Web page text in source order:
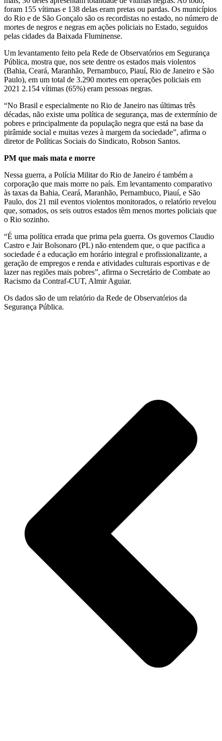
foram 155 vítimas e 138 delas eram pretas ou pardas. Os municípios
do Rio e de São Gonçalo são os recordistas no estado, no número de
mortes de negros e negras em ações policiais no Estado, seguidos
pelas cidades da Baixada Fluminense.
Um levantamento feito pela Rede de Observatórios em Segurança
Pública, mostra que, nos sete dentre os estados mais violentos
(Bahia, Ceará, Maranhão, Pernambuco, Piauí, Rio de Janeiro e São
Paulo), em um total de 3.290 mortes em operações policiais em
2021 2.154 vítimas (65%) eram pessoas negras.
“No Brasil e especialmente no Rio de Janeiro nas últimas três
décadas, não existe uma política de segurança, mas de extermínio de
pobres e principalmente da população negra que está na base da
pirâmide social e muitas vezes à margem da sociedade”, afirma o
diretor de Políticas Sociais do Sindicato, Robson Santos.
PM que mais mata e morre
Nessa guerra, a Polícia Militar do Rio de Janeiro é também a
corporação que mais morre no país. Em levantamento comparativo
às taxas da Bahia, Ceará, Maranhão, Pernambuco, Piauí, e São
Paulo, dos 21 mil eventos violentos monitorados, o relatório revelou
que, somados, os seis outros estados têm menos mortes policiais que
o Rio sozinho.
“É uma política errada que prima pela guerra. Os governos Claudio
Castro e Jair Bolsonaro (PL) não entendem que, o que pacifica a
sociedade é a educação em horário integral e profissionalizante, a
geração de empregos e renda e atividades culturais esportivas e de
lazer nas regiões mais pobres”, afirma o Secretário de Combate ao
Racismo da Contraf-CUT, Almir Aguiar.
Os dados são de um relatório da Rede de Observatórios da
Segurança Pública.